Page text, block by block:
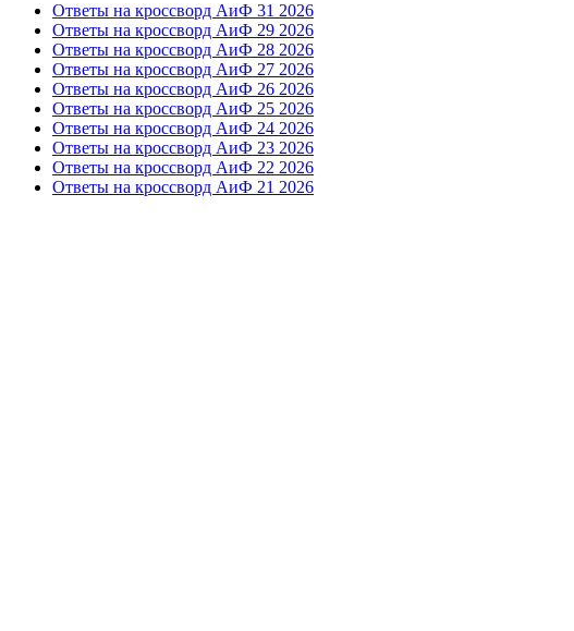
Ответы на кроссворд АиФ 31 2026
Ответы на кроссворд АиФ 29 2026
Ответы на кроссворд АиФ 28 2026
Ответы на кроссворд АиФ 27 2026
Ответы на кроссворд АиФ 26 2026
Ответы на кроссворд АиФ 25 2026
Ответы на кроссворд АиФ 24 2026
Ответы на кроссворд АиФ 23 2026
Ответы на кроссворд АиФ 22 2026
Ответы на кроссворд АиФ 21 2026